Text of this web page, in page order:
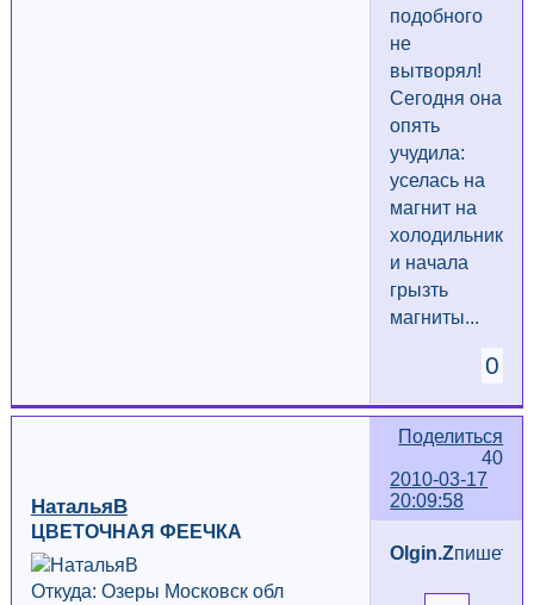
подобного
не
вытворял!
Сегодня она
опять
учудила:
уселась на
магнит на
холодильнике
и начала
грызть
магниты...
0
Поделиться
40
2010-03-17
20:09:58
НатальяВ
ЦВЕТОЧНАЯ ФЕЕЧКА
Откуда: Озеры Московск обл
Olgin.Zпишет